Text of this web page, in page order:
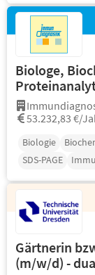
Biologe,
53.232,83 €/
Biologie
SDS-PAGE
Gärtnerin
(m/w/d) -